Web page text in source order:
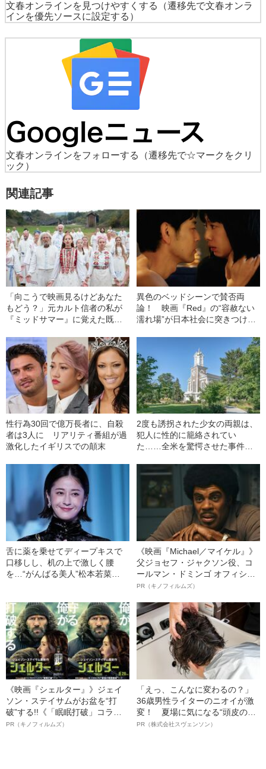
文春オンラインを見つけやすくする
（遷移先で文春オンラ
インを優先ソースに設定する）
文春オンラインをフォローする
（遷移先で☆マークをクリ
ック）
関連記事
「向こうで映画見るけどあなた
もどう？」元カルト信者の私が
『ミッドサマー』に覚えた既視
異色のベッドシーンで賛否両
論！ 映画『Red』の“容赦ない
濡れ場”が日本社会に突きつけた
性行為30回で億万長者に、自殺
者は3人に リアリティ番組が過
激化したイギリスでの顛末
2度も誘拐された少女の両親は、
犯人に性的に籠絡されてい
た……全米を驚愕させた事件と
舌に薬を乗せてディープキスで
口移しし、机の上で激しく腰
を…“がんばる美人”松本若菜
《映画『Michael／マイケル』》
父ジョセフ・ジャクソン役、コ
ールマン・ドミンゴ オフィシャ
ルインタビュー“観客を魅了した
語る”《日本興収70億円突破》
PR（キノフィルムズ）
《映画『シェルター』》ジェイ
ソン・ステイサムがお盆を“打
破”する!!《「眠眠打破」コラ
ボ》
PR（キノフィルムズ）
「えっ、こんなに変わるの？」
36歳男性ライターのニオイが激
変！ 夏場に気になる“頭皮のニ
オイ”や“ベタつき”を解消す
PR（株式会社スヴェンソン）